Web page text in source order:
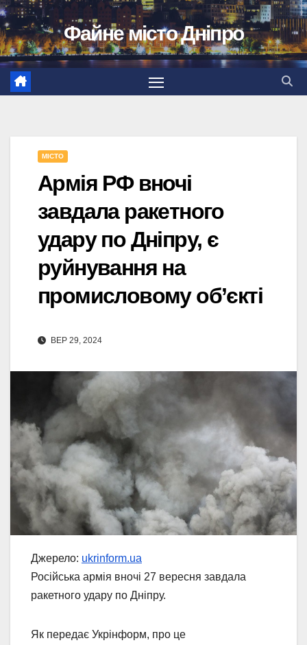
Перейти
до
вмісту
Файне місто Дніпро
МІСТО
Армія РФ вночі
завдала ракетного
удару по Дніпру, є
руйнування на
промисловому об’єкті
ВЕР 29, 2024
Джерело: ukrinform.ua
Російська армія вночі 27 вересня завдала
ракетного удару по Дніпру.
Як передає Укрінформ, про це